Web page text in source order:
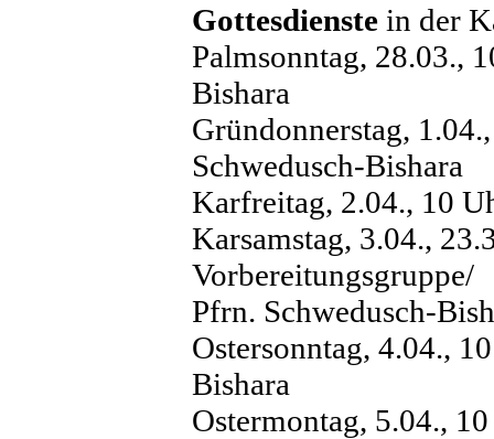
Gottesdienste in der
Palmsonntag, 28.03.,
Bishara
Gründonnerstag,
Schwedusch-Bishara
Karfreitag, 2.04., 10
Karsamstag, 3.04.,
Vorbereitungsgruppe/
Pfrn. Schwedusch-
Ostersonntag, 4.04.,
Bishara
Ostermontag, 5.04.,